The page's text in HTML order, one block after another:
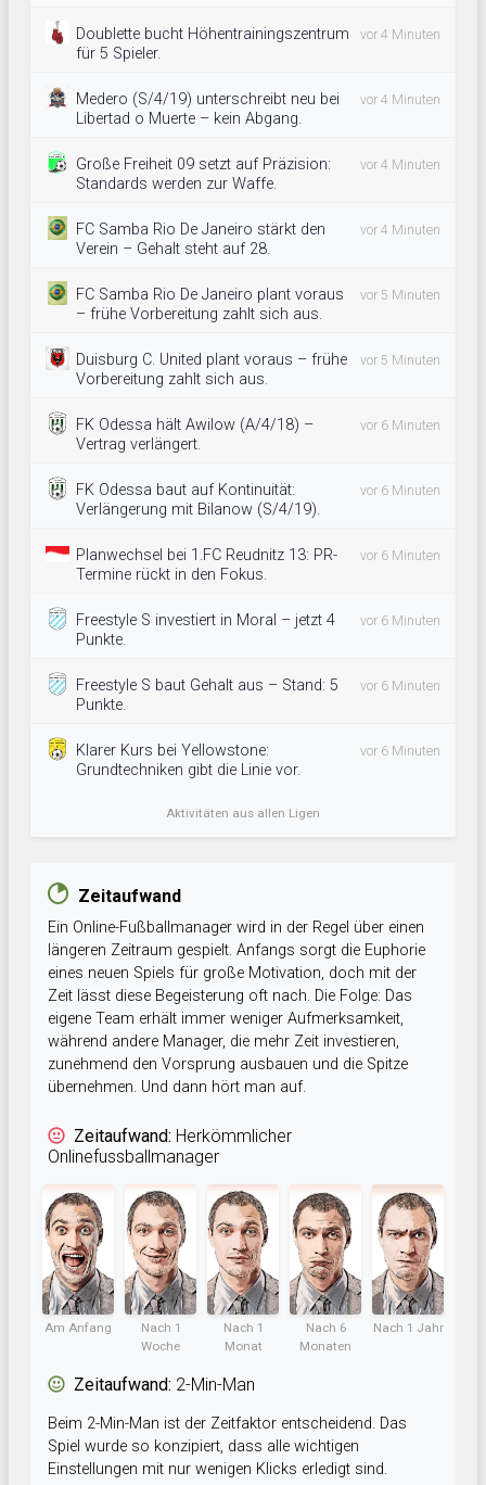
Doublette bucht Höhentrainingszentrum
für 5 Spieler.
vor 4 Minuten
Medero (S/4/19) unterschreibt neu bei
Libertad o Muerte – kein Abgang.
vor 4 Minuten
Große Freiheit 09 setzt auf Präzision:
Standards werden zur Waffe.
vor 4 Minuten
FC Samba Rio De Janeiro stärkt den
Verein – Gehalt steht auf 28.
vor 4 Minuten
FC Samba Rio De Janeiro plant voraus
– frühe Vorbereitung zahlt sich aus.
vor 5 Minuten
Duisburg C. United plant voraus – frühe
Vorbereitung zahlt sich aus.
vor 5 Minuten
FK Odessa hält Awilow (A/4/18) –
Vertrag verlängert.
vor 6 Minuten
FK Odessa baut auf Kontinuität:
Verlängerung mit Bilanow (S/4/19).
vor 6 Minuten
Planwechsel bei 1.FC Reudnitz 13: PR-
Termine rückt in den Fokus.
vor 6 Minuten
Freestyle S investiert in Moral – jetzt 4
Punkte.
vor 6 Minuten
Freestyle S baut Gehalt aus – Stand: 5
Punkte.
vor 6 Minuten
Klarer Kurs bei Yellowstone:
Grundtechniken gibt die Linie vor.
vor 6 Minuten
Aktivitäten aus allen Ligen
Zeitaufwand
Ein Online-Fußballmanager wird in der Regel über einen
längeren Zeitraum gespielt. Anfangs sorgt die Euphorie
eines neuen Spiels für große Motivation, doch mit der
Zeit lässt diese Begeisterung oft nach. Die Folge: Das
eigene Team erhält immer weniger Aufmerksamkeit,
während andere Manager, die mehr Zeit investieren,
zunehmend den Vorsprung ausbauen und die Spitze
übernehmen. Und dann hört man auf.
Zeitaufwand: Herkömmlicher
Onlinefussballmanager
Am Anfang
Nach 1
Woche
Nach 1
Monat
Nach 6
Monaten
Nach 1 Jahr
Zeitaufwand: 2-Min-Man
Beim 2-Min-Man ist der Zeitfaktor entscheidend. Das
Spiel wurde so konzipiert, dass alle wichtigen
Einstellungen mit nur wenigen Klicks erledigt sind.